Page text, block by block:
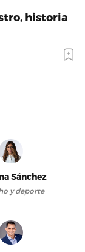
historia
Sánchez
y deporte